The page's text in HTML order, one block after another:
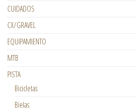
CUIDADOS
CX/GRAVEL
EQUIPAMIENTO
MTB
PISTA
Bicicletas
Bielas